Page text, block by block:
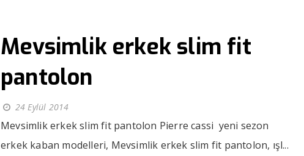
Mevsimlik erkek slim fit
pantolon
24 Eylül 2014
Mevsimlik erkek slim fit pantolon Pierre cassi yeni sezon
erkek kaban modelleri, Mevsimlik erkek slim fit pantolon, ışl...